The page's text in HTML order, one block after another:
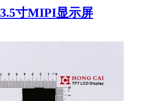
3.5寸MIPI显示屏